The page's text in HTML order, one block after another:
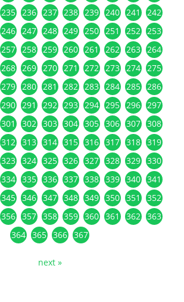
235 236 237 238 239 240 241 242
246 247 248 249 250 251 252 253
257 258 259 260 261 262 263 264
268 269 270 271 272 273 274 275
279 280 281 282 283 284 285 286
290 291 292 293 294 295 296 297
301 302 303 304 305 306 307 308
312 313 314 315 316 317 318 319
323 324 325 326 327 328 329 330
334 335 336 337 338 339 340 341
345 346 347 348 349 350 351 352
356 357 358 359 360 361 362 363
364 365 366 367
next »